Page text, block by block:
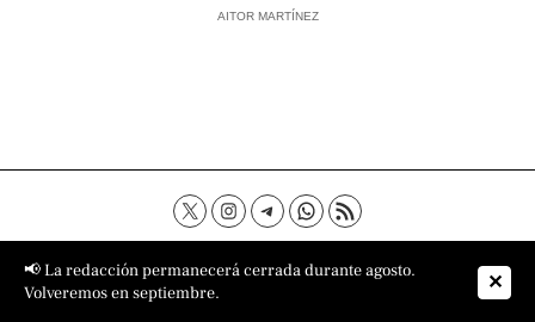
AITOR MARTÍNEZ
Contacto Aviso Legal
Política de privacidad
Política de cookies
Sobre nosotros
📢 La redacción permanecerá cerrada durante agosto.
Volveremos en septiembre.
✕